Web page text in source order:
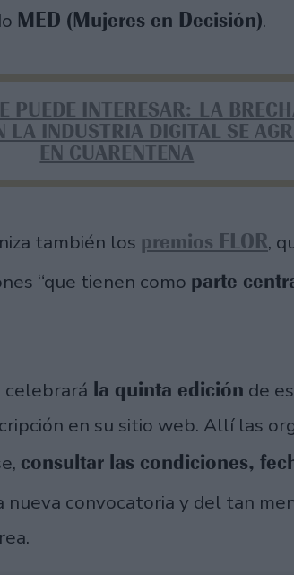
MED (Mujeres en Decisión).
PUEDE INTERESAR: LA
LA INDUSTRIA DIGITAL SE
EN CUARENTENA
también los premios FLOR,
“que tienen como parte
celebrará la quinta edición de
en su sitio web. Allí las
consultar las condiciones,
nueva convocatoria y del tan